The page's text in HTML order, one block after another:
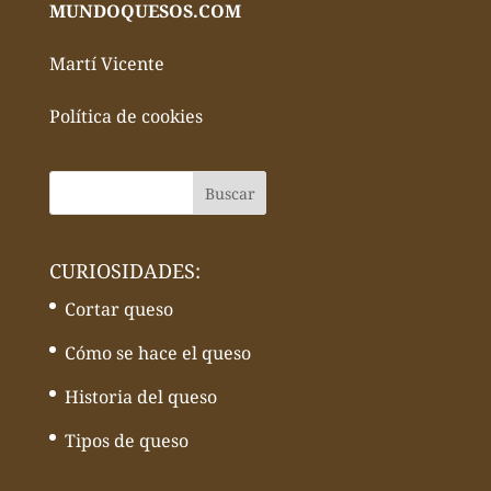
MUNDOQUESOS.COM
Martí Vicente
Política de cookies
CURIOSIDADES:
Cortar queso
Cómo se hace el queso
Historia del queso
Tipos de queso